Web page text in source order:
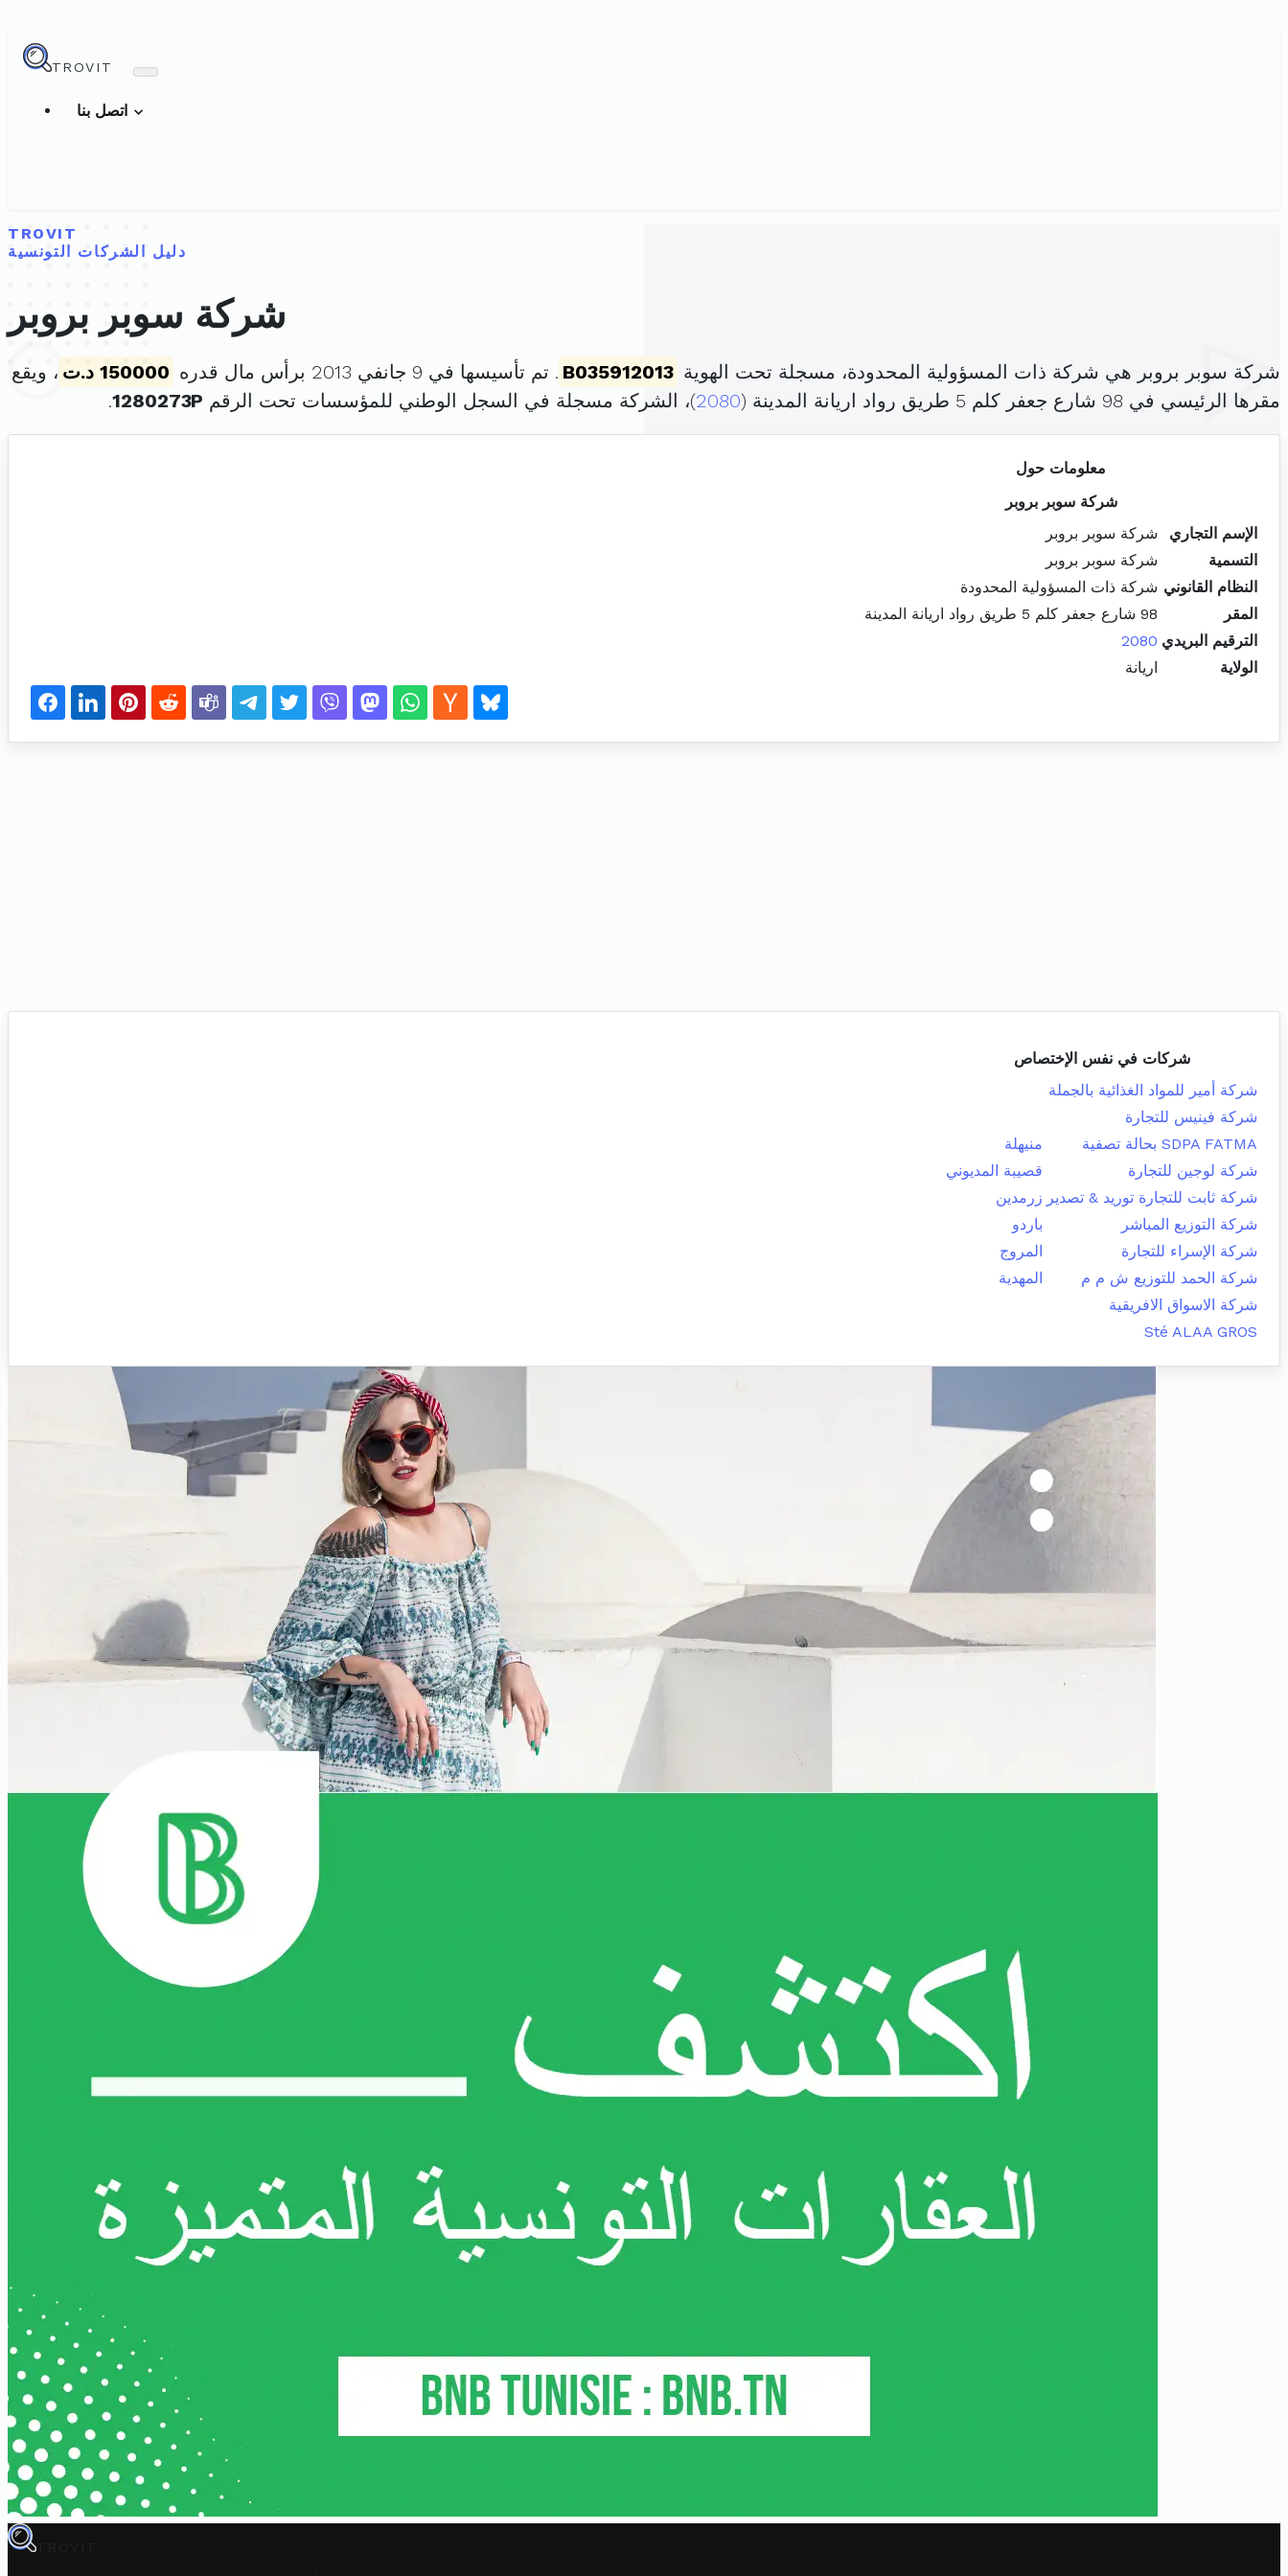
TROVIT
TROVIT
دليل الشركات التونسية
شركة سوبر بروبر
شركة سوبر بروبر هي شركة ذات المسؤولية المحدودة، مسجلة تحت الهوية B035912013 . تم تأسيسها في 9 جانفي 2013 برأس مال قدره 150000 د.ت
، ويقع
مقرها الرئيسي في 98 شارع جعفر كلم 5 طريق رواد اريانة المدينة (
2080)، الشركة مسجلة في السجل الوطني للمؤسسات تحت الرقم 1280273P
.
معلومات حول
شركة سوبر بروبر
الإسم التجاري
شركة سوبر بروبر
التسمية
شركة سوبر بروبر
النظام القانوني شركة ذات المسؤولية المحدودة
المقر
98 شارع جعفر كلم 5 طريق رواد اريانة المدينة
الترقيم البريدي 2080
الولاية
اريانة
شركات في نفس الإختصاص
شركة أمير للمواد الغذائية بالجملة
شركة فينيس للتجارة
SDPA FATMA بحالة تصفية
منيهلة
شركة لوجين للتجارة
قصيبة المديوني
شركة ثابت للتجارة توريد & تصدير زرمدين
شركة التوزيع المباشر
باردو
شركة الإسراء للتجارة
المروج
شركة الحمد للتوزيع ش م م
المهدية
شركة الاسواق الافريقية
Sté ALAA GROS
TROVIT